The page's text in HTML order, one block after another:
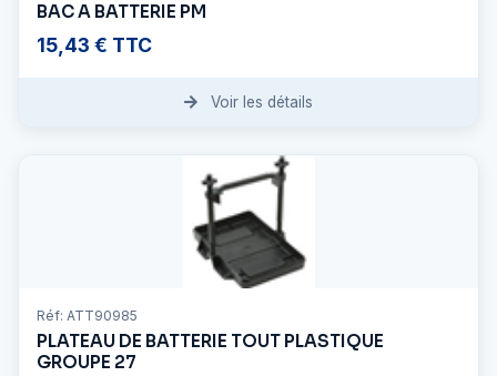
BAC A BATTERIE PM
15,43 € TTC
Voir les détails
Réf: ATT90985
PLATEAU DE BATTERIE TOUT PLASTIQUE
GROUPE 27